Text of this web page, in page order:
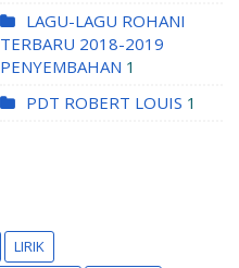
LAGU-LAGU ROHANI
TERBARU 2018-2019
PENYEMBAHAN 1
PDT ROBERT LOUIS 1
LIRIK